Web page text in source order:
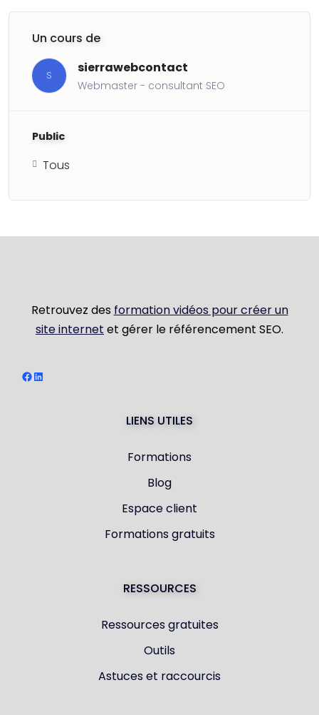
Un cours de
S sierrawebcontact
Webmaster - consultant SEO
Public
Tous
Retrouvez des formation vidéos pour créer un
site internet et gérer le référencement SEO.
Facebook
LinkedIn
LIENS UTILES
Formations
Blog
Espace client
Formations gratuits
RESSOURCES
Ressources gratuites
Outils
Astuces et raccourcis